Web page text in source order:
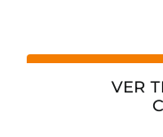
VER